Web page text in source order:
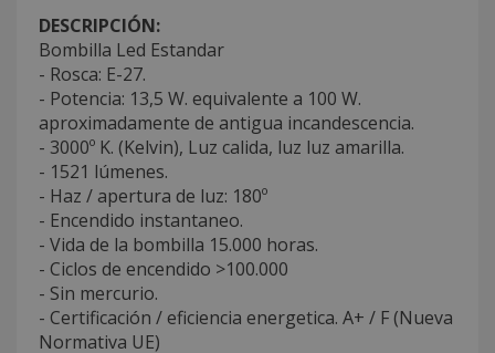
DESCRIPCIÓN:
Bombilla Led Estandar
- Rosca: E-27.
- Potencia: 13,5 W. equivalente a 100 W.
aproximadamente de antigua incandescencia.
- 3000º K. (Kelvin), Luz calida, luz luz amarilla.
- 1521 lúmenes.
- Haz / apertura de luz: 180º
- Encendido instantaneo.
- Vida de la bombilla 15.000 horas.
- Ciclos de encendido >100.000
- Sin mercurio.
- Certificación / eficiencia energetica. A+ / F (Nueva
Normativa UE)